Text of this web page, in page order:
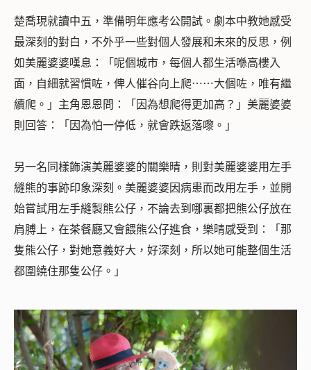
楚喬現就讀中五，準備明年應考公開試。劇本中教她感受
最深刻的對白，不外乎一些對個人發展和未來的反思，例
如美麗婆婆嘆息：「呢個城市，每個人都生活喺高樓入
面，自細就習慣咗，俾人催谷向上爬⋯⋯大個咗，唯有繼
續爬。」主角恩恩問：「因為想爬得更加高？」美麗婆婆
則回答：「因為怕一停低，就會跌返落嚟。」
另一名同樣飾演美麗婆婆的關樂晴，則對美麗婆婆用左手
縫熊的事跡印象深刻。美麗婆婆因病患而改用左手，並開
始嘗試用左手縫製熊公仔，不論去到哪裏都把熊公仔放在
肩膊上，在茶餐廳又會餵熊公仔進食，樂晴感受到：「那
隻熊公仔，對她意義好大，好深刻，所以她可能整個生活
都圍繞住那隻公仔。」